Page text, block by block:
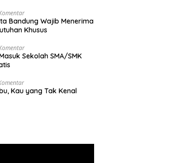
Bandung Wajib Menerima
Khusus
Sekolah SMA/SMK
Kau yang Tak Kenal